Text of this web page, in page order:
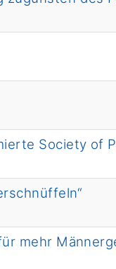
Society of
mehr